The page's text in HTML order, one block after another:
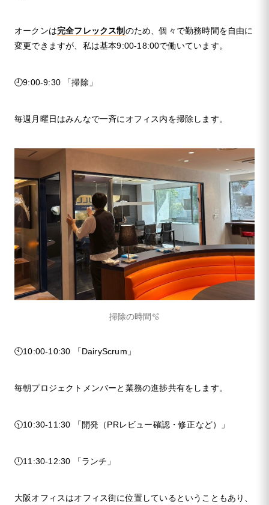
オークンは完全フレックス制 のため、個々で勤務時間を自由に
変更できますが、私は基本9:00-18:00で働いています。
🕘9:00-9:30 「掃除」
毎週月曜日はみんなで一斉にオフィス内を掃除します。
掃除の時間🫧
🕙10:00-10:30 「DairyScrum」
毎朝プロジェクトメンバーと業務の進捗共有をします。
🕥10:30-11:30 「開発（PRレビュー確認・修正など）」
🕛11:30-12:30 「ランチ」
大阪オフィスはオフィス街に位置しているということもあり、